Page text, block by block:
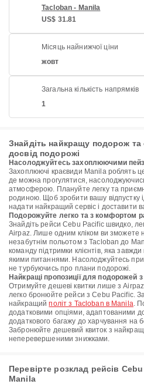
Tacloban - Manila
US$ 31.81
Місяць найнижчої ціни
жовт
Загальна кількість напрямків
1
Знайдіть найкращу подорож та
досвід подорожі
Насолоджуйтесь захоплюючими
Захоплюючі краєвиди Manila роблять
де можна прогулятися,
атмосферою. Плануйте легку та
родиною. Щоб зробити вашу відпустку
надати найкращий сервіс і доставити
Подорожуйте легко та з комфортом
Знайдіть рейси Cebu Pacific швидко,
Airpaz. Лише одним кліком ви зможете
незабутнім польотом з Tacloban до
команду підтримки клієнтів, яка
якими питаннями. Насолоджуйтесь
не турбуючись про плани подорожі.
Найкращі пропозиції для подорожей
Отримуйте дешеві квитки лише з
легко бронюйте рейси з Cebu Pacific.
найкращийполіт з Tacloban в Manila.
додатковими опціями, адаптованими
додаткового багажу до харчування на
Забронюйте дешевий квиток з
неперевершеними знижками.
Перевірте розклад рейсів
Manila